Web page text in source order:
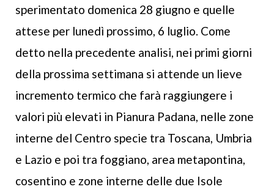
sperimentato domenica 28 giugno e quelle
attese per lunedì prossimo, 6 luglio. Come
detto nella precedente analisi, nei primi giorni
della prossima settimana si attende un lieve
incremento termico che farà raggiungere i
valori più elevati in Pianura Padana, nelle zone
interne del Centro specie tra Toscana, Umbria
e Lazio e poi tra foggiano, area metapontina,
cosentino e zone interne delle due Isole